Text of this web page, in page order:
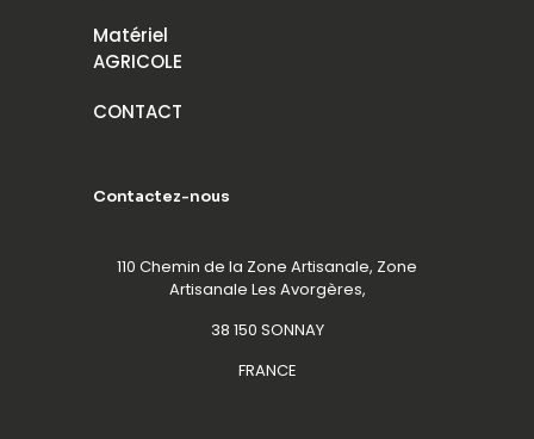
Matériel
AGRICOLE
CONTACT
Contactez-nous
110 Chemin de la Zone Artisanale, Zone
Artisanale Les Avorgères,
38 150 SONNAY
FRANCE